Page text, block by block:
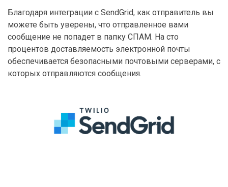
Благодаря интеграции с SendGrid, как отправитель вы
можете быть уверены, что отправленное вами
сообщение не попадет в папку СПАМ. На сто
процентов доставляемость электронной почты
обеспечивается безопасными почтовыми серверами, с
которых отправляются сообщения.